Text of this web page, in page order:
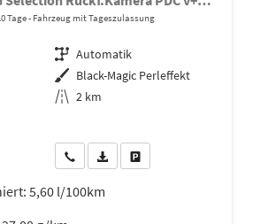
Tage Fahrzeug mit Tageszulassung
Getriebe Automatik
Außenfarbe Black-Magic Perleffekt
Kilometerstand 2 km
Wir rufen Sie anPDF-Datei, Fahrzeugexposé
5,60 l/100km